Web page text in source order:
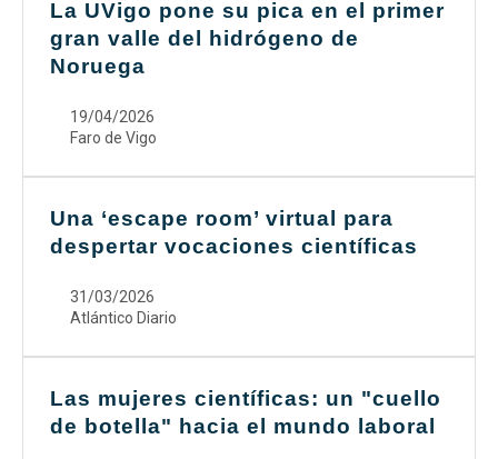
La UVigo pone su pica en el primer
gran valle del hidrógeno de
Noruega
19/04/2026
Faro de Vigo
Una ‘escape room’ virtual para
despertar vocaciones científicas
31/03/2026
Atlántico Diario
Las mujeres científicas: un "cuello
de botella" hacia el mundo laboral